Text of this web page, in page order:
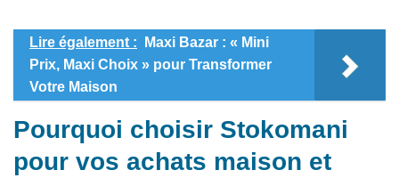
Lire également :
Maxi Bazar : « Mini
Prix, Maxi Choix » pour Transformer
Votre Maison
Pourquoi choisir Stokomani
pour vos achats maison et